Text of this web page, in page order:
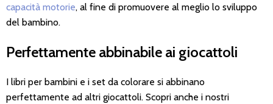
capacità motorie, al fine di promuovere al meglio lo sviluppo
del bambino.
Perfettamente abbinabile ai giocattoli
I libri per bambini e i set da colorare si abbinano
perfettamente ad altri giocattoli. Scopri anche i nostri